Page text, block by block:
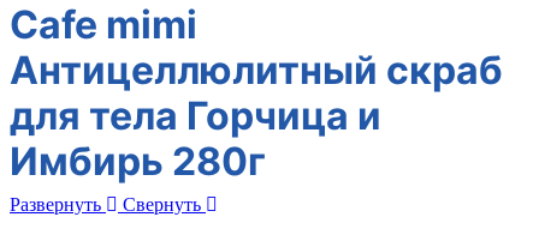
Cafe mimi
Антицеллюлитный скраб
для тела Горчица и
Имбирь 280г
Развернуть Свернуть